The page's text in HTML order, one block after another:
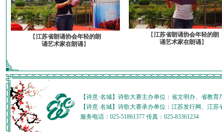
【江苏省朗诵协会年轻的朗
诵艺术家在朗诵】
【江苏省朗诵协会年轻的朗
诵艺术家在朗诵】
【诗意·名城】诗歌大赛主办单位：省文明办、省教
【诗意·名城】诗歌大赛承办单位：江苏发行网、江
服务电话：025-51861377 传真：025-83361234